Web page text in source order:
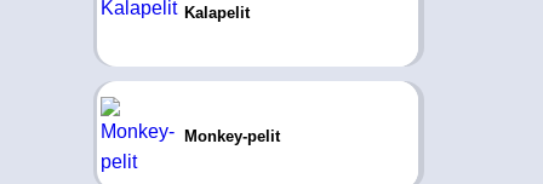
Kalapelit
Monkey-pelit